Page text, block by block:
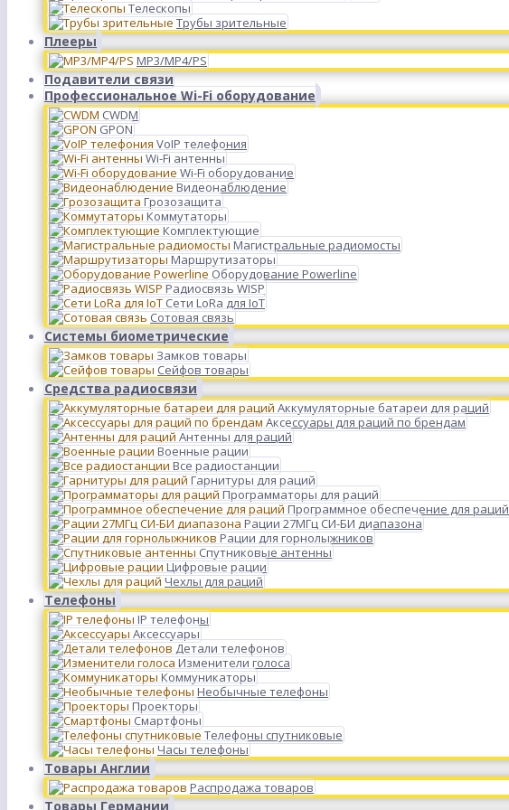
Телескопы
Трубы зрительные
Плееры
MP3/MP4/PS
Подавители связи
Профессиональное Wi-Fi оборудование
CWDM
GPON
VoIP телефония
Wi-Fi антенны
Wi-Fi оборудование
Видеонаблюдение
Грозозащита
Коммутаторы
Комплектующие
Магистральные радиомосты
Маршрутизаторы
Оборудование Powerline
Радиосвязь WISP
Сети LoRa для IoT
Сотовая связь
Системы биометрические
Замков товары
Сейфов товары
Средства радиосвязи
Аккумуляторные батареи для раций
Аксессуары для раций по брендам
Антенны для раций
Военные рации
Все радиостанции
Гарнитуры для раций
Программаторы для раций
Программное обеспечение для раций
Рации 27МГц СИ-БИ диапазона
Рации для горнолыжников
Спутниковые антенны
Цифровые рации
Чехлы для раций
Телефоны
IP телефоны
Аксессуары
Детали телефонов
Изменители голоса
Коммуникаторы
Необычные телефоны
Проекторы
Смартфоны
Телефоны спутниковые
Часы телефоны
Товары Англии
Распродажа товаров
Товары Германии